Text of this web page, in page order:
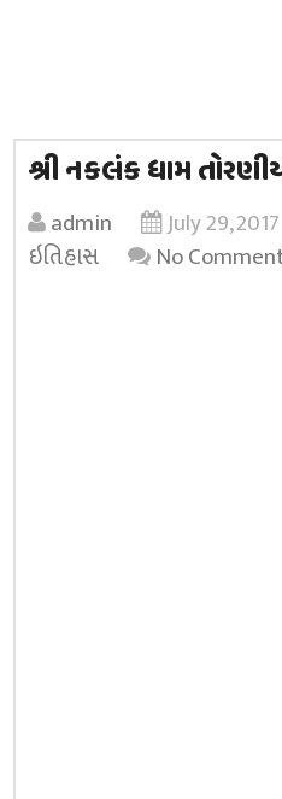
શ્રી નકલંક ધામ
admin July 29, 2017
ઇતિહાસ
No